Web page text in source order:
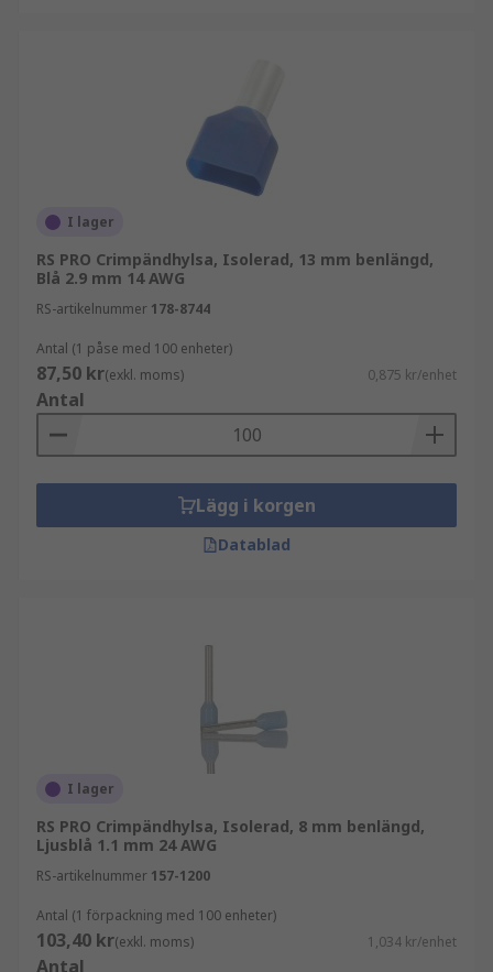
I lager
RS PRO Crimpändhylsa, Isolerad, 13 mm benlängd,
Blå 2.9 mm 14 AWG
RS-artikelnummer 178-8744
Antal (1 påse med 100 enheter)
87,50 kr(exkl. moms) 0,875 kr/enhet
Antal
Lägg i korgen
Datablad
I lager
RS PRO Crimpändhylsa, Isolerad, 8 mm benlängd,
Ljusblå 1.1 mm 24 AWG
RS-artikelnummer 157-1200
Antal (1 förpackning med 100 enheter)
103,40 kr(exkl. moms) 1,034 kr/enhet
Antal